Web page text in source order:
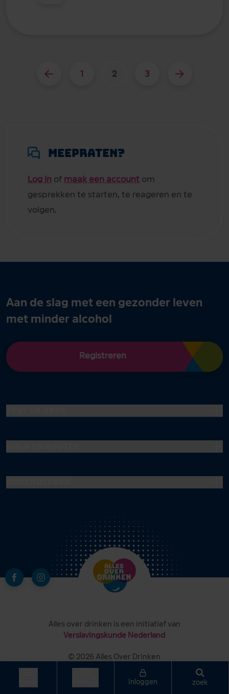
Inloggen zoek
1 2 3
Meepraten?
Log in of maak een account om
gesprekken te starten, te reageren en te
volgen.
Aan de slag met een gezonder leven
met minder alcohol
Registreren
© 2026 Alles Over Drinken
Alles over drinken is een initiatief van
Verslavingskunde Nederland
Privacy en cookiebeleid